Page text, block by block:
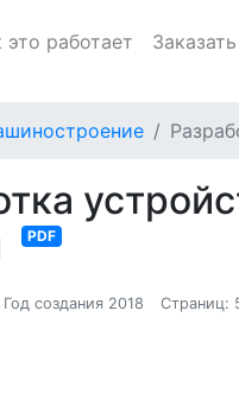
это работает
PDF
Год создания 2018 Страниц: